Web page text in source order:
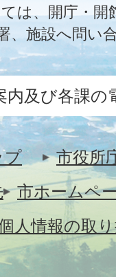
は、開庁・
、施設へ問い
内及び各課の
プ
市役所
市ホームペ
人情報の取